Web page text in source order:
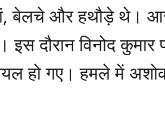
बेलचे और हथौड़े थे।
इस दौरान विनोद
हो गए। हमले में